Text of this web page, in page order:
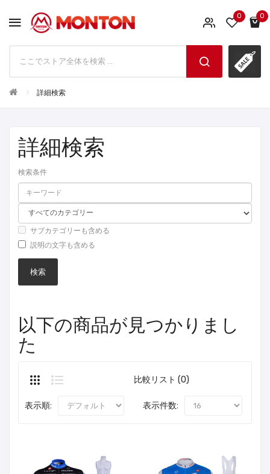
0 0
詳細検索
詳細検索
検索条件
サブカテゴリーも含める
説明の文字も含める
以下の商品が見つかりまし
た
比較リスト (0)
表示順: 表示件数: